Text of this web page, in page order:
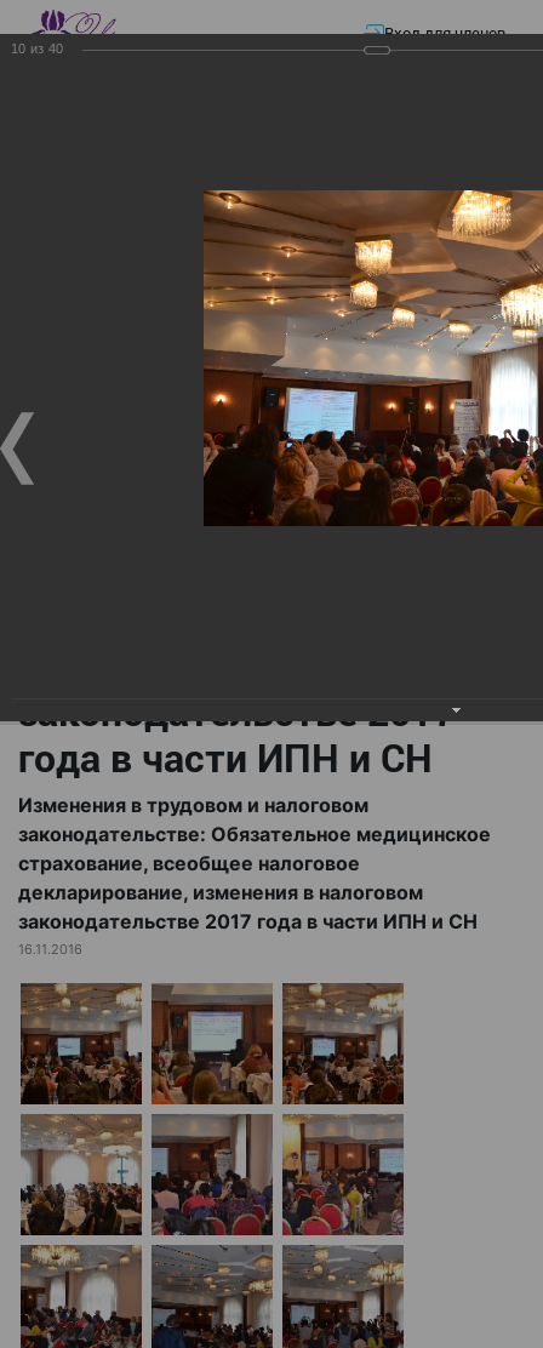
Вход для членов
Презентации—Изменения в трудовом и налоговом
законодательстве: Обязательное медицинское страхование, всеобщее
налоговое декларирование, изменения в налоговом законодательстве
2017 года в части ИПН и СН
Изменения в трудовом и
налоговом
законодательстве:
Обязательное
медицинское страхование,
законодательстве 2017
года в части ИПН и СН
Изменения в трудовом и налоговом
законодательстве: Обязательное медицинское
страхование, всеобщее налоговое
декларирование, изменения в налоговом
законодательстве 2017 года в части ИПН и СН
16.11.2016
10 из 40